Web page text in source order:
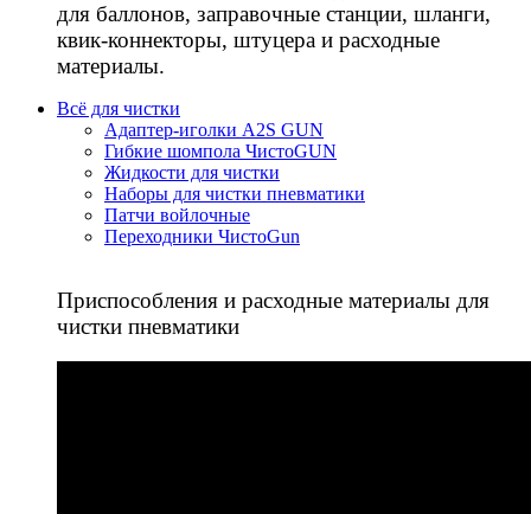
для баллонов, заправочные станции, шланги,
квик-коннекторы, штуцера и расходные
материалы.
Всё для чистки
Адаптер-иголки A2S GUN
Гибкие шомпола ЧистоGUN
Жидкости для чистки
Наборы для чистки пневматики
Патчи войлочные
Переходники ЧистоGun
Приспособления и расходные материалы для
чистки пневматики